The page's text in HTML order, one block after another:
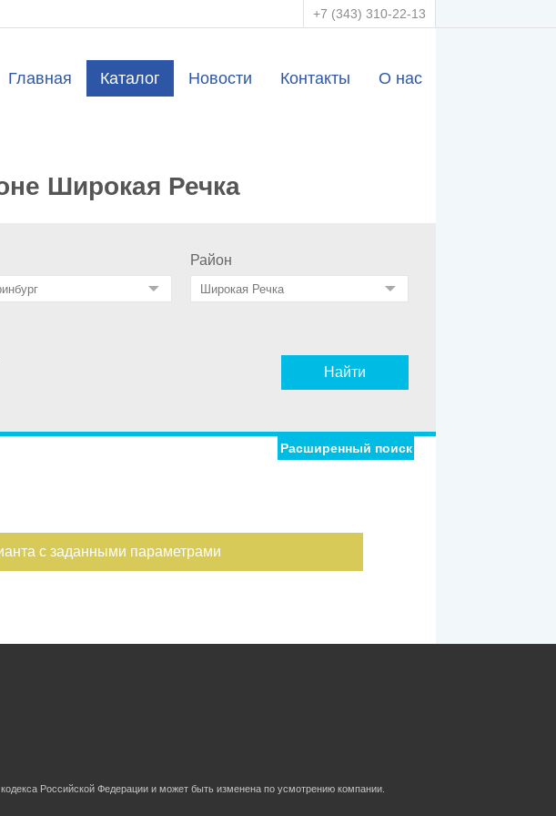
+7 (343) 310-22-13
Главная Каталог Новости Контакты О нас
Широкая Речка
Район
Найти
Расширенный поиск
с заданными параметрами
Российской Федерации и может быть изменена по усмотрению компании.